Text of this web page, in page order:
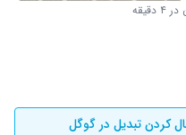
کردن تبدیل در گوگل